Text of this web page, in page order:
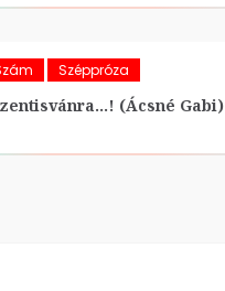
Széppróza
(Ácsné Gabi)